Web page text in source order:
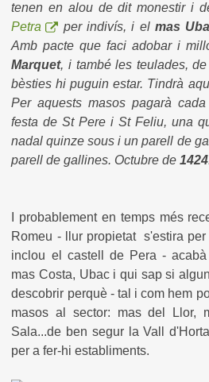
tenen en alou de dit monestir i
Petra
per indivís, i el mas
Amb pacte que faci adobar i
Marquet, i també les teulades,
bèsties hi puguin estar. Tindrà
Per aquests masos pagarà
festa de St Pere i St Feliu, una
nadal quinze sous i un parell de
parell de gallines. Octubre de1424
I probablement en temps més
Romeu - llur propietat s'estira
inclou el castell de Pera -
mas Costa, Ubac i qui sap si
descobrir perquè - tal i com hem
masos al sector: mas del Llor,
Sala...de ben segur la Vall
per a fer-hi establiments.